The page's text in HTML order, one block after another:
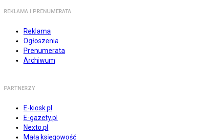
REKLAMA I PRENUMERATA
Reklama
Ogłoszenia
Prenumerata
Archiwum
PARTNERZY
E-kiosk.pl
E-gazety.pl
Nexto.pl
Mała księgowość